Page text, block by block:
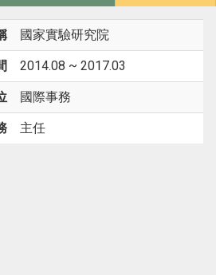
國家實驗研究院
2014.08 ~ 2017.03
國際事務
主任